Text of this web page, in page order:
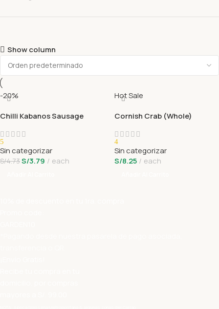
Show column
-20%
Chilli Kabanos Sausage
5
Sin categorizar
S/4.73S/3.79 each
Hot Sale
Cornish Crab (Whole)
4
Sin categorizar
S/8.25 each